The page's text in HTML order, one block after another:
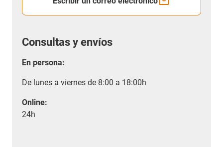
Consultas y envíos
En persona:
De lunes a viernes de 8:00 a 18:00h
Online:
24h